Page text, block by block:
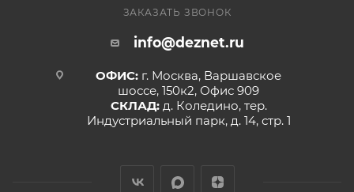
ЗАКАЗАТЬ ЗВОНОК
info@deznet.ru
ОФИС: г. Москва, Варшавское
шоссе, 150к2, Офис 909
СКЛАД: д. Коледино, тер.
Индустриальный парк, д. 14, стр. 1